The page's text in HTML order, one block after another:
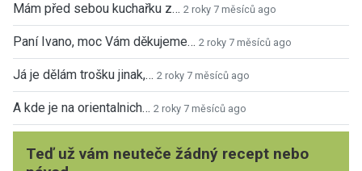
Mám před sebou kuchařku z… 2 roky 7 měsíců ago
Paní Ivano, moc Vám děkujeme… 2 roky 7 měsíců ago
Já je dělám trošku jinak,… 2 roky 7 měsíců ago
A kde je na orientalnich… 2 roky 7 měsíců ago
Teď už vám neuteče žádný recept nebo